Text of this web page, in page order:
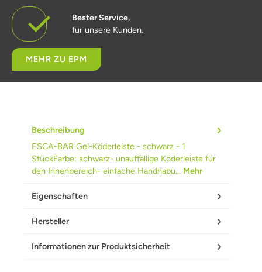
Bester Service,
für unsere Kunden.
MEHR ZU EPM
Beschreibung
ESCA-BAR Gel-Köderleiste - schwarz - 1
StückFarbe: schwarz- unauffällige Köderleiste für
den Innenbereich- einfache Handhabu… Mehr
Eigenschaften
Hersteller
Informationen zur Produktsicherheit